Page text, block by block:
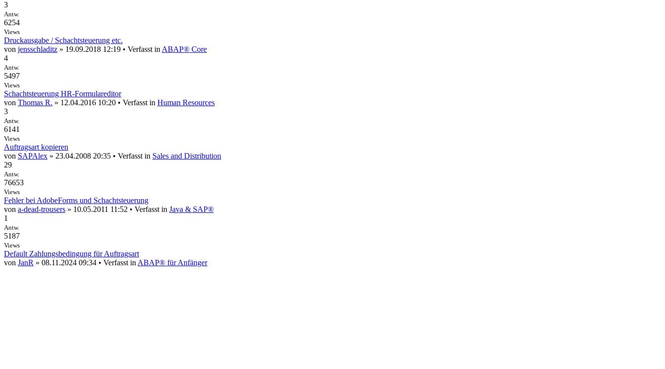
3
Antw.
6254
Views
Druckausgabe / Schachtsteuerung etc.
von jensschladitz » 19.09.2018 12:19 • Verfasst in ABAP® Core
4
Antw.
5497
Views
Schachtsteuerung HR-Formulareditor
von Thomas R. » 12.04.2016 10:20 • Verfasst in Human Resources
3
Antw.
6141
Views
Auftragsart kopieren
von SAPAlex » 23.04.2008 20:35 • Verfasst in Sales and Distribution
29
Antw.
76653
Views
Fehler bei AdobeForms und Schachtsteuerung
von a-dead-trousers » 10.05.2011 11:52 • Verfasst in Java & SAP®
1
Antw.
5187
Views
Default Zahlungsbedingung für Auftragsart
von JanR » 08.11.2024 09:34 • Verfasst in ABAP® für Anfänger